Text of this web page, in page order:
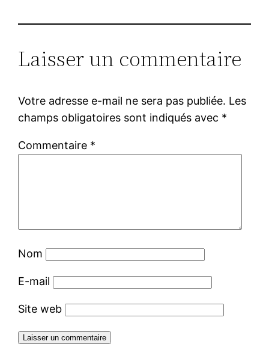
Laisser un commentaire
Votre adresse e-mail ne sera pas publiée. Les
champs obligatoires sont indiqués avec *
Commentaire *
Nom
E-mail
Site web